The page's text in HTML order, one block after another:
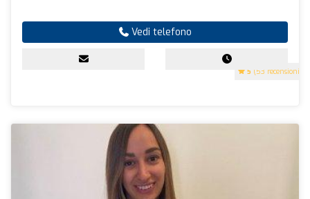
5 (53 recensioni)
Vedi telefono